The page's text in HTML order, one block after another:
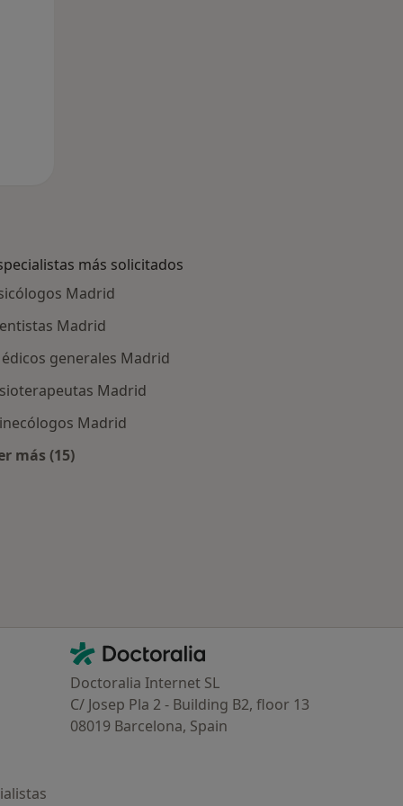
más solicitados
Madrid
Madrid
generales Madrid
Madrid
Madrid
más (15)
Contacto
Doctoralia - Página de inicio
Doctoralia Internet SL
C/ Josep Pla 2 - Building B2, floor 13
08019 Barcelona, Spain